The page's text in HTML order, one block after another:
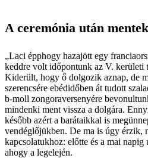
A ceremónia után
„Laci épphogy hazajött egy
keddre volt időpontunk az V. kerületi
Kiderült, hogy ő dolgozik aznap, de
szerencsére ebédidőben át tudott
b‑moll zongoraversenyére
mindenki ment vissza a dolgára.
később azért a barátaikkal is
vendéglőjükben. De ma is úgy érzik,
kapcsolatukhoz: előtte és a mai napig
ahogy a legelején.